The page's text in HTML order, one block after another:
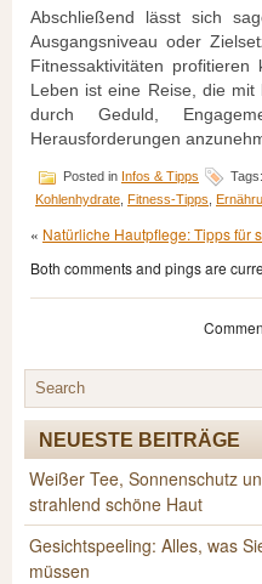
Abschließend lässt sich
Ausgangsniveau oder
Fitnessaktivitäten
Leben ist eine Reise, die
durch Geduld,
Herausforderungen
Posted in Infos & Tipps Tags:
Kohlenhydrate Fitness-Tipps
« Natürliche Hautpflege: Tipps für
Both comments and pings are
NEUESTE BEITRÄGE
Weißer Tee, Sonnenschutz
strahlend schöne Haut
Gesichtspeeling: Alles, was
müssen